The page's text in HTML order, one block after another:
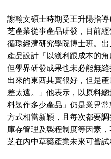
謝翰文碩士時期受王升陽指
芝產業從事產品研發，目前
循環經濟研究學院博士班。
產品設計「以獲利跟成本的
但學界研發成果也未必能無
出來的東西其實很好，但是
差太遠。」他表示，以原料
料製作多少產品」仍是業界
方式相當新穎，且每次都要調
庫存管理及製程制度等因素
芝在內中草藥產業未來可嘗試